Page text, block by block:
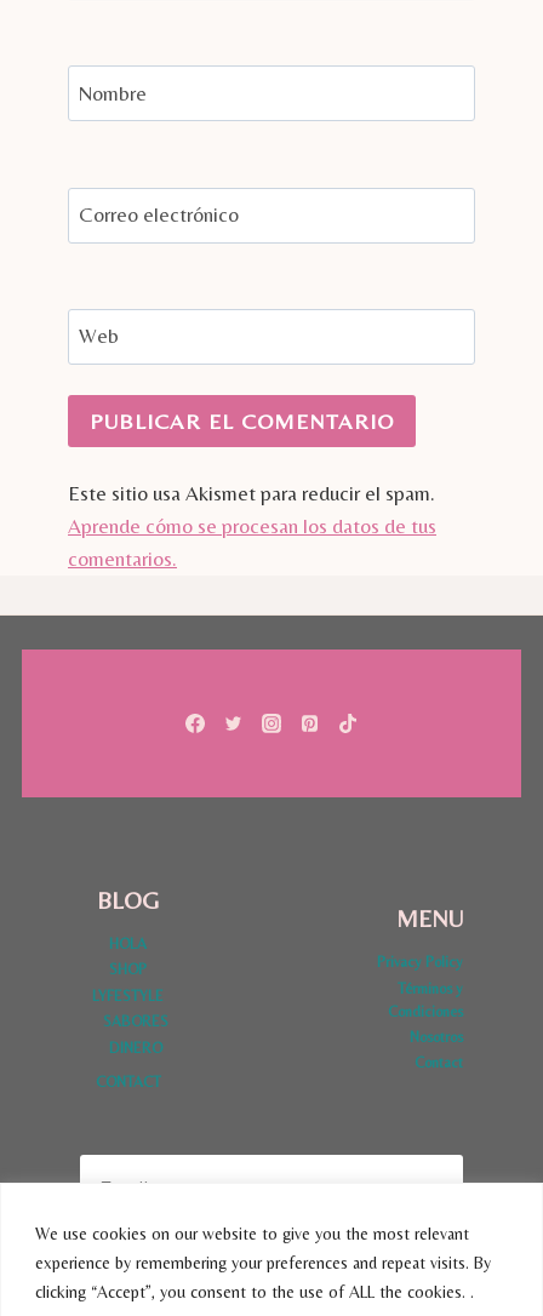
We use cookies on our website to give you the most relevant
experience by remembering your preferences and repeat visits. By
clicking “Accept”, you consent to the use of ALL the cookies. .
Nombre
Correo electrónico
Web
Este sitio usa Akismet para reducir el spam.
Aprende cómo se procesan los datos de tus
comentarios.
BLOG
HOLA
SHOP
LYFESTYLE
SABORES
DINERO
CONTACT
MENU
Privacy Policy
Términos y
Condiciones
Nosotros
Contact
SUBSCRIBE